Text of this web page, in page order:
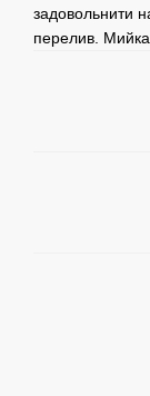
задовольнити
перелив. Мийка